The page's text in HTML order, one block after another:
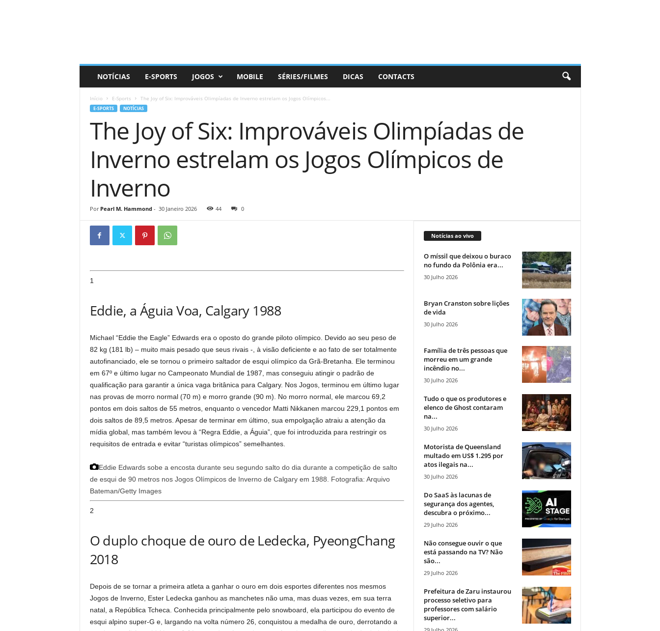
NOTÍCIAS E-SPORTS JOGOS MOBILE SÉRIES/FILMES DICAS CONTACTS
Início E-Sports The Joy of Six: Improváveis ​​Olimpíadas de Inverno estrelam os Jogos Olímpicos...
E-SPORTS NOTÍCIAS
The Joy of Six: Improváveis ​​Olimpíadas de
Inverno estrelam os Jogos Olímpicos de
Inverno
Por Pearl M. Hammond- 30 Janeiro 2026 44 0
1
Eddie, a Águia Voa, Calgary 1988
Michael “Eddie the Eagle” Edwards era o oposto do grande piloto olímpico. Devido ao seu peso de
82 kg (181 lb) – muito mais pesado que seus rivais -, à visão deficiente e ao fato de ser totalmente
autofinanciado, ele se tornou o primeiro saltador de esqui olímpico da Grã-Bretanha. Ele terminou
em 67º e último lugar no Campeonato Mundial de 1987, mas conseguiu atingir o padrão de
qualificação para garantir a única vaga britânica para Calgary. Nos Jogos, terminou em último lugar
nas provas de morro normal (70 m) e morro grande (90 m). No morro normal, ele marcou 69,2
pontos em dois saltos de 55 metros, enquanto o vencedor Matti Nikkanen marcou 229,1 pontos em
dois saltos de 89,5 metros. Apesar de terminar em último, sua empolgação atraiu a atenção da
mídia global, mas também levou à “Regra Eddie, a Águia”, que foi introduzida para restringir os
requisitos de entrada e evitar “turistas olímpicos” semelhantes.
Eddie Edwards sobe a encosta durante seu segundo salto do dia durante a competição de salto
de esqui de 90 metros nos Jogos Olímpicos de Inverno de Calgary em 1988.
Fotografia: Arquivo
Bateman/Getty Images
2
O duplo choque de ouro de Ledecka, PyeongChang
2018
Depois de se tornar a primeira atleta a ganhar o ouro em dois esportes diferentes nos mesmos
Jogos de Inverno, Ester Ledecka ganhou as manchetes não uma, mas duas vezes, em sua terra
natal, a República Tcheca. Conhecida principalmente pelo snowboard, ela participou do evento de
esqui alpino super-G e, largando na volta número 26, conquistou a medalha de ouro, derrotando a
Notícias ao vivo
O míssil que deixou o buraco
no fundo da Polônia era...
30 Julho 2026
Bryan Cranston sobre lições
de vida
30 Julho 2026
Família de três pessoas que
morreu em um grande
incêndio no...
30 Julho 2026
Tudo o que os produtores e
elenco de Ghost contaram
na...
30 Julho 2026
Motorista de Queensland
multado em US$ 1.295 por
atos ilegais na...
30 Julho 2026
Do SaaS às lacunas de
segurança dos agentes,
descubra o próximo...
29 Julho 2026
Não consegue ouvir o que
está passando na TV? Não
são...
29 Julho 2026
Prefeitura de Zaru instaurou
processo seletivo para
professores com salário
superior...